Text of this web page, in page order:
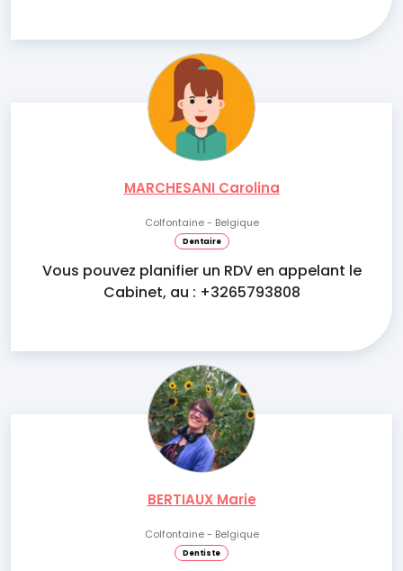
MARCHESANI Carolina
Colfontaine - Belgique
Dentaire
Vous pouvez planifier un RDV en appelant le
Cabinet, au : +3265793808
BERTIAUX Marie
Colfontaine - Belgique
Dentiste